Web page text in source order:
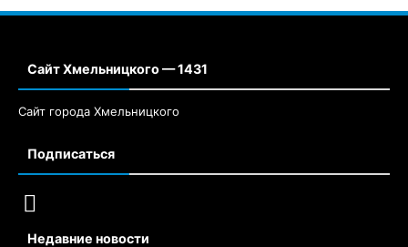
Сайт Хмельницкого — 1431
Сайт города Хмельницкого
Подписаться
Недавние новости